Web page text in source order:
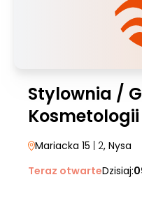
Stylownia /
Mariacka 15 | 2, Nysa
Teraz otwarteDzisiaj: